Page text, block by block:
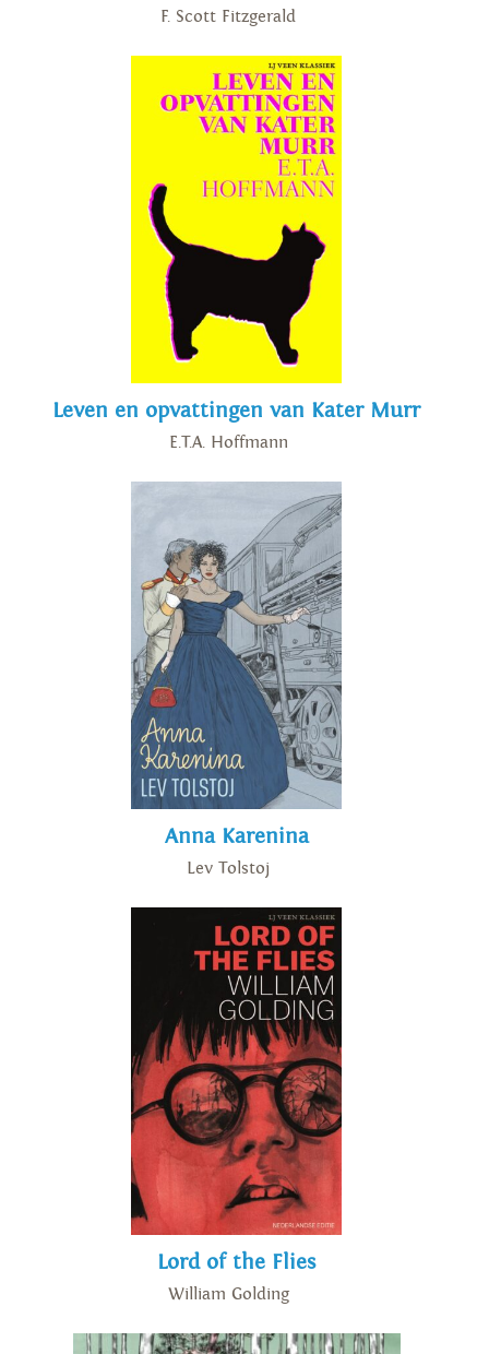
F. Scott Fitzgerald
Leven en opvattingen van Kater Murr
E.T.A. Hoffmann
Anna Karenina
Lev Tolstoj
Lord of the Flies
William Golding